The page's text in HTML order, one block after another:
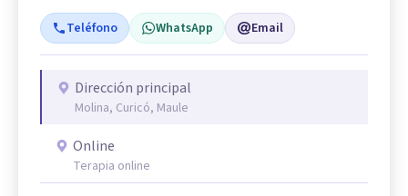
Teléfono WhatsApp Email
Dirección principal
Molina, Curicó, Maule
Online
Terapia online